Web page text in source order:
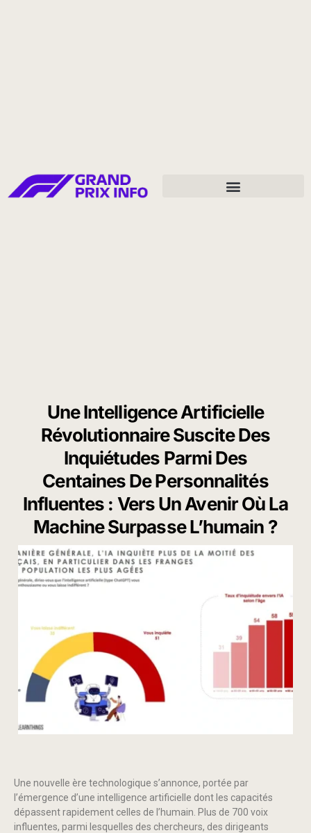
Une Intelligence Artificielle
Révolutionnaire Suscite Des
Inquiétudes Parmi Des
Centaines De Personnalités
Influentes : Vers Un Avenir Où La
Machine Surpasse L’humain ?
Une nouvelle ère technologique s’annonce, portée par
l’émergence d’une intelligence artificielle dont les capacités
dépassent rapidement celles de l’humain. Plus de 700 voix
influentes, parmi lesquelles des chercheurs, des dirigeants